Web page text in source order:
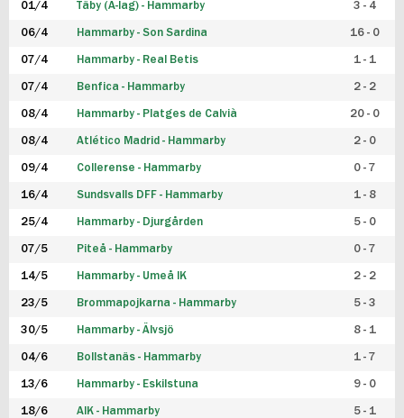
01/4 Täby (A-lag) - Hammarby 3 - 4
06/4 Hammarby - Son Sardina 16 - 0
07/4 Hammarby - Real Betis 1 - 1
07/4 Benfica - Hammarby 2 - 2
08/4 Hammarby - Platges de Calvià 20 - 0
08/4 Atlético Madrid - Hammarby 2 - 0
09/4 Collerense - Hammarby 0 - 7
16/4 Sundsvalls DFF - Hammarby 1 - 8
25/4 Hammarby - Djurgården 5 - 0
07/5 Piteå - Hammarby 0 - 7
14/5 Hammarby - Umeå IK 2 - 2
23/5 Brommapojkarna - Hammarby 5 - 3
30/5 Hammarby - Älvsjö 8 - 1
04/6 Bollstanäs - Hammarby 1 - 7
13/6 Hammarby - Eskilstuna 9 - 0
18/6 AIK - Hammarby 5 - 1